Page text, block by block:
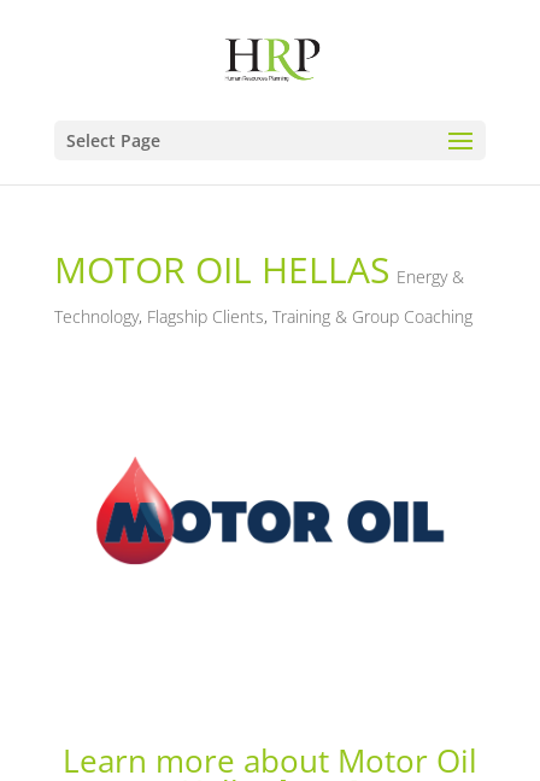
Select Page
MOTOR OIL HELLAS Energy &
Technology, Flagship Clients, Training & Group Coaching
Learn more about Motor Oil